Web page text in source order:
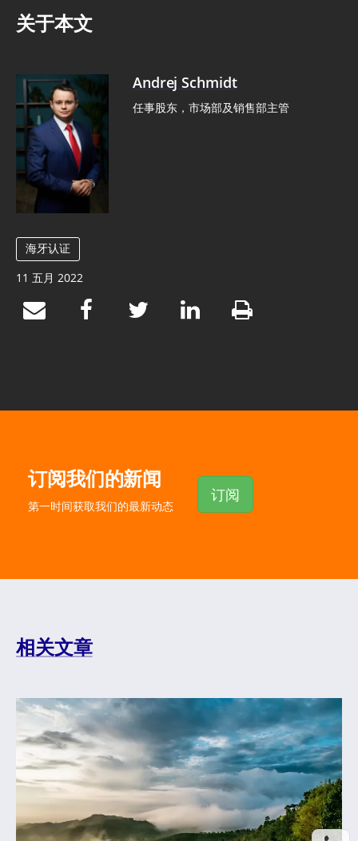
关于本文
Andrej Schmidt
任事股东，市场部及销售部主管
海牙认证
11 五月 2022
订阅我们的新闻
第一时间获取我们的最新动态
订阅
相关文章